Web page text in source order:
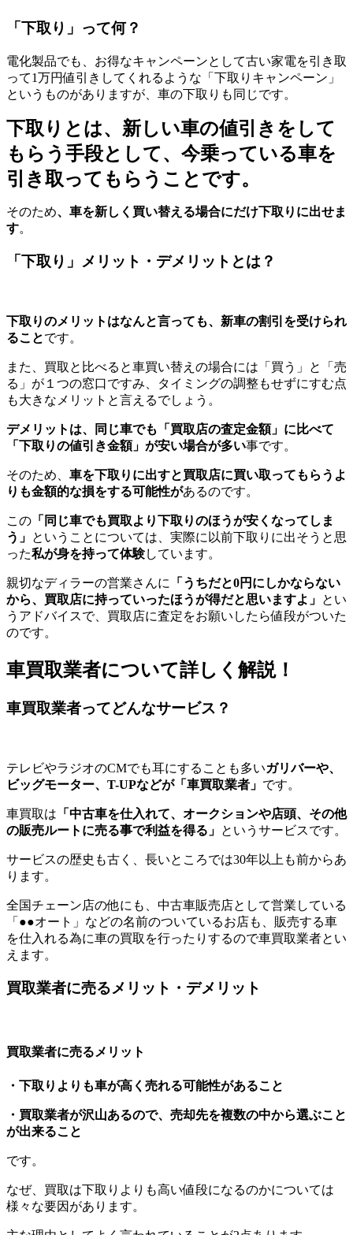
「下取り」って何？
電化製品でも、お得なキャンペーンとして古い家電を引き取
って1万円値引きしてくれるような「下取りキャンペーン」
というものがありますが、車の下取りも同じです。
下取りとは、新しい車の値引きをして
もらう手段として、今乗っている車を
引き取ってもらうことです。
そのため、車を新しく買い替える場合にだけ下取りに出せま
す。
「下取り」メリット・デメリットとは？
下取りのメリットはなんと言っても、新車の割引を受けられ
ることです。
また、買取と比べると車買い替えの場合には「買う」と「売
る」が１つの窓口ですみ、タイミングの調整もせずにすむ点
も大きなメリットと言えるでしょう。
デメリットは、同じ車でも「買取店の査定金額」に比べて
「下取りの値引き金額」が安い場合が多い事です。
そのため、 車を下取りに出すと買取店に買い取ってもらうよ
りも金額的な損をする可能性があるのです。
この 「同じ車でも買取より下取りのほうが安くなってしま
う」 ということについては、実際に以前下取りに出そうと思
った私が身を持って体験しています。
親切なディラーの営業さんに
「うちだと0円にしかならない
から、買取店に持っていったほうが得だと思いますよ」 とい
うアドバイスで、買取店に査定をお願いしたら値段がついた
のです。
車買取業者について詳しく解説！
車買取業者ってどんなサービス？
テレビやラジオのCMでも耳にすることも多いガリバーや、
ビッグモーター、T-UPなどが「車買取業者」 です。
車買取は 「中古車を仕入れて、オークションや店頭、その他
の販売ルートに売る事で利益を得る」 というサービスです。
サービスの歴史も古く、長いところでは30年以上も前からあ
ります。
全国チェーン店の他にも、中古車販売店として営業している
「●●オート」などの名前のついているお店も、販売する車
を仕入れる為に車の買取を行ったりするので車買取業者とい
えます。
買取業者に売るメリット・デメリット
買取業者に売るメリット
・下取りよりも車が高く売れる可能性があること
・買取業者が沢山あるので、売却先を複数の中から選ぶこと
が出来ること
です。
なぜ、買取は下取りよりも高い値段になるのかについては
様々な要因があります。